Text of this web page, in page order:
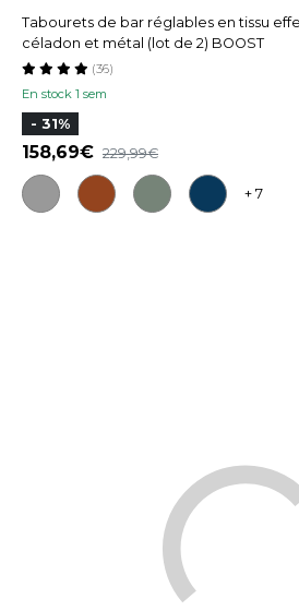
Tabourets de bar réglables en tissu
céladon et métal (lot de 2) BOOST
En stock 1 sem
(36)
- 31%
158,69 229,99
+ 7